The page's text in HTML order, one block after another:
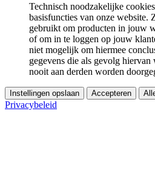
Technisch noodzakelijke
basisfuncties van onze website.
gebruikt om producten in jouw
of om in te loggen op jouw
niet mogelijk om hiermee
gegevens die als gevolg
nooit aan derden worden
Instellingen opslaan Accepteren
Privacybeleid